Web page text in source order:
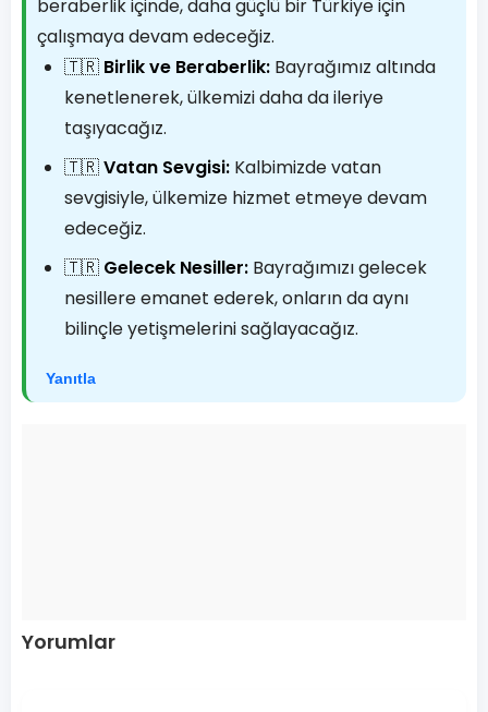
beraberlik içinde, daha güçlü bir Türkiye için
çalışmaya devam edeceğiz.
🇹🇷 Birlik ve Beraberlik: Bayrağımız altında
kenetlenerek, ülkemizi daha da ileriye
taşıyacağız.
🇹🇷Vatan Sevgisi: Kalbimizde vatan
sevgisiyle, ülkemize hizmet etmeye devam
edeceğiz.
🇹🇷 Gelecek Nesiller: Bayrağımızı gelecek
nesillere emanet ederek, onların da aynı
bilinçle yetişmelerini sağlayacağız.
Yanıtla
Yorumlar